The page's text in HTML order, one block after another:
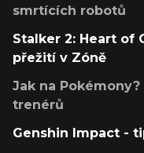
smrtících robotů
Stalker 2: Heart of
přežití v Zóně
Jak na
trenérů
Genshin Impact -